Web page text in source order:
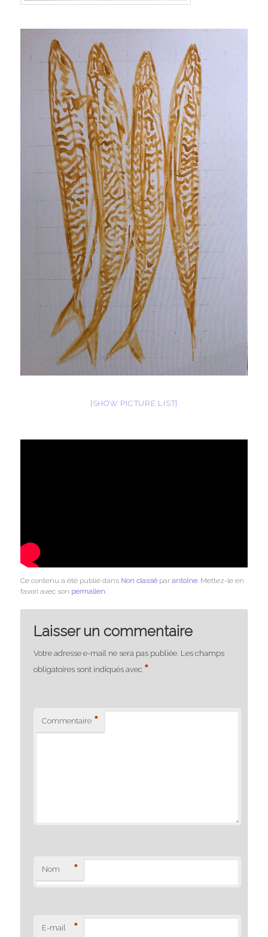
[SHOW PICTURE LIST]
Ce contenu a été publié dans Non classé parantoine. Mettez-le en
favori avec son permalien.
Laisser un commentaire
Votre adresse e-mail ne sera pas publiée. Les champs
obligatoires sont indiqués avec *
Commentaire *
Nom *
E-mail *